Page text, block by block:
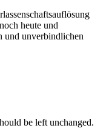
heute und
und unverbindlichen
be left unchanged.